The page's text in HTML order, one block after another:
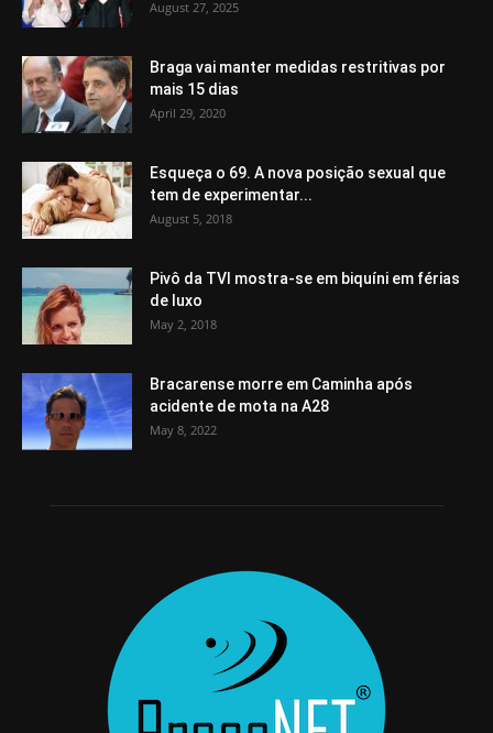
August 27, 2025
Braga vai manter medidas restritivas por
mais 15 dias
April 29, 2020
Esqueça o 69. A nova posição sexual que
tem de experimentar...
August 5, 2018
Pivô da TVI mostra-se em biquíni em férias
de luxo
May 2, 2018
Bracarense morre em Caminha após
acidente de mota na A28
May 8, 2022